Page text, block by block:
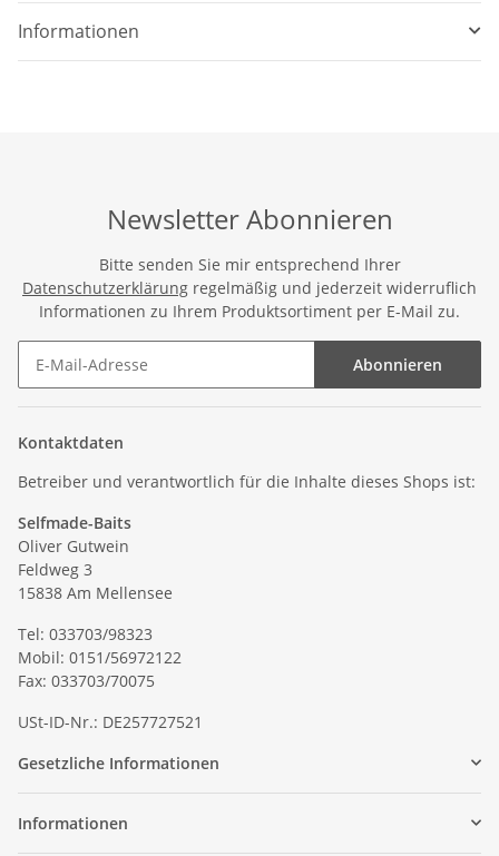
Informationen
Newsletter Abonnieren
Bitte senden Sie mir entsprechend Ihrer
Datenschutzerklärung regelmäßig und jederzeit widerruflich
Informationen zu Ihrem Produktsortiment per E-Mail zu.
Abonnieren
Kontaktdaten
Betreiber und verantwortlich für die Inhalte dieses Shops ist:
Selfmade-Baits
Oliver Gutwein
Feldweg 3
15838 Am Mellensee
Tel: 033703/98323
Mobil: 0151/56972122
Fax: 033703/70075
USt-ID-Nr.: DE257727521
Gesetzliche Informationen
Informationen